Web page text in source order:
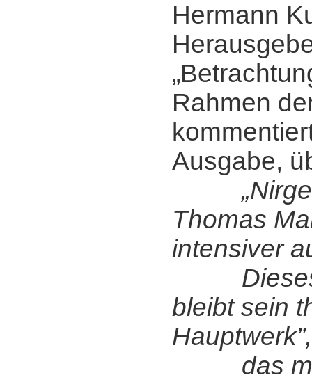
Hermann
Rahmen
Ausgabe,
Thomas
intensiver
Dieses
bleibt sein
Hauptwerk”,
das